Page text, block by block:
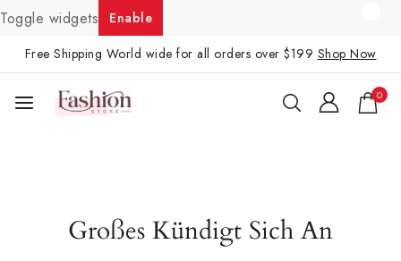
Toggle widgets
Enable
Free Shipping World wide for all orders over $199 Shop Now
0
Großes Kündigt Sich An